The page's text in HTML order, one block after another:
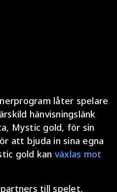
låter spelare
hänvisningslänk
Mystic gold, för sin
att bjuda in sina egna
gold kan växlas mot
till spelet,